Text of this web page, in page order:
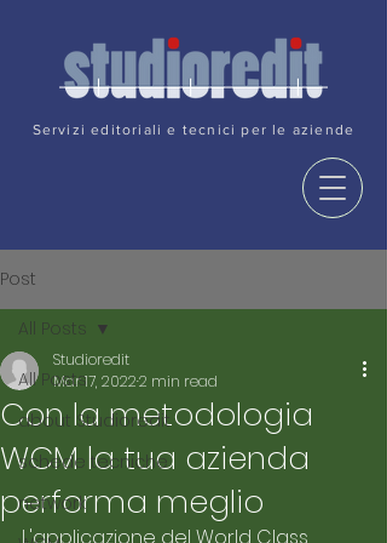
Servizi editoriali e tecnici per le aziende
Post
All Posts
about Studioredit
schede tecniche
network
All Posts
Con la metodologia
WCM la tua azienda
performa meglio
Studioredit
Mar 17, 20222 min read